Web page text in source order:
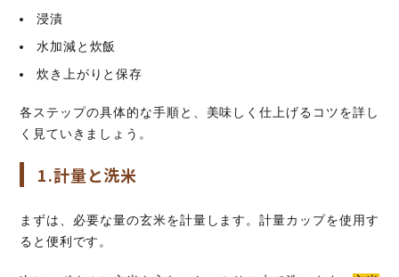
浸漬
水加減と炊飯
炊き上がりと保存
各ステップの具体的な手順と、美味しく仕上げるコツを詳し
く見ていきましょう。
1.計量と洗米
まずは、必要な量の玄米を計量します。計量カップを使用す
ると便利です。